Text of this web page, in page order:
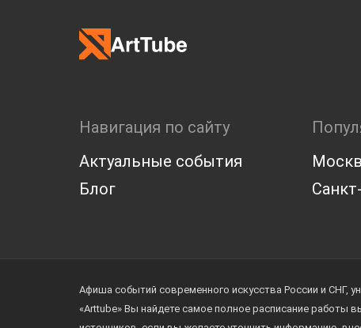
Навигация по сайту
Актуальные события
Блог
Афиша событий современного искусства России и СНГ,
«Arttube» Вы найдете самое полное расписание работы